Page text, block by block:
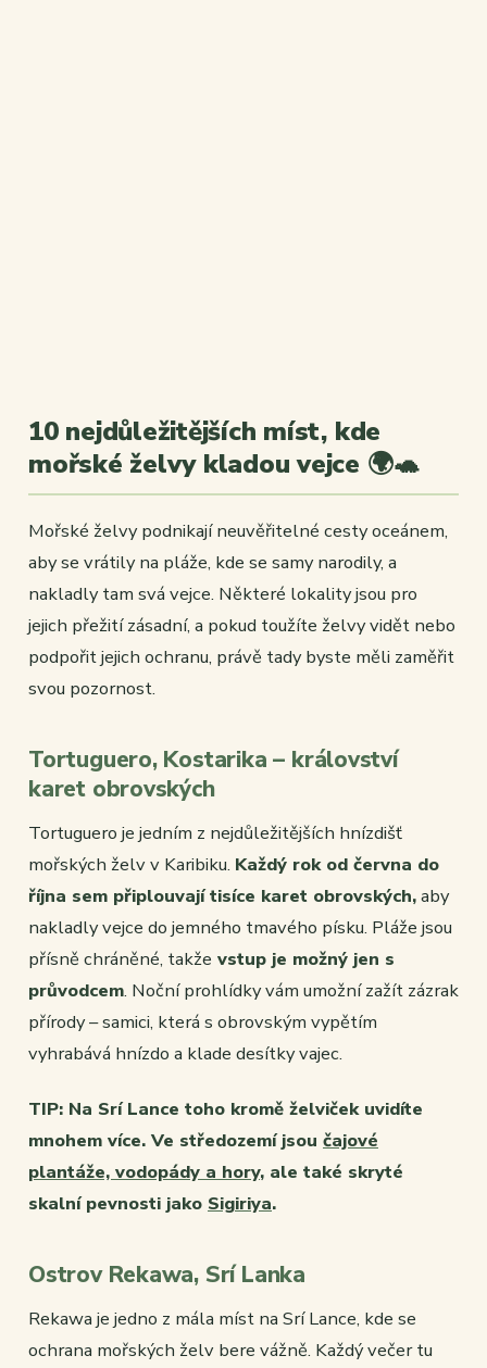
10 nejdůležitějších míst, kde
mořské želvy kladou vejce 🌍🐢
Mořské želvy podnikají neuvěřitelné cesty oceánem,
aby se vrátily na pláže, kde se samy narodily, a
nakladly tam svá vejce. Některé lokality jsou pro
jejich přežití zásadní, a pokud toužíte želvy vidět nebo
podpořit jejich ochranu, právě tady byste měli zaměřit
svou pozornost.
Tortuguero, Kostarika – království
karet obrovských
Tortuguero je jedním z nejdůležitějších hnízdišť
mořských želv v Karibiku. Každý rok od června do
října sem připlouvají tisíce karet obrovských,aby
nakladly vejce do jemného tmavého písku. Pláže jsou
přísně chráněné, takže vstup je možný jen s
průvodcem. Noční prohlídky vám umožní zažít zázrak
přírody – samici, která s obrovským vypětím
vyhrabává hnízdo a klade desítky vajec.
TIP: Na Srí Lance toho kromě želviček uvidíte
mnohem více. Ve středozemí jsou čajové
plantáže, vodopády a hory, ale také skryté
skalní pevnosti jako Sigiriya.
Ostrov Rekawa, Srí Lanka
Rekawa je jedno z mála míst na Srí Lance, kde se
ochrana mořských želv bere vážně. Každý večer tu